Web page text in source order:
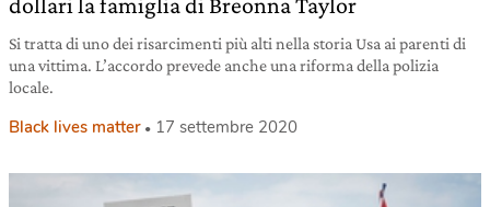
Si tratta di uno dei risarcimenti più alti nella storia Usa ai parenti di
una vittima. L’accordo prevede anche una riforma della polizia
locale.
Black lives matter 17 settembre 2020